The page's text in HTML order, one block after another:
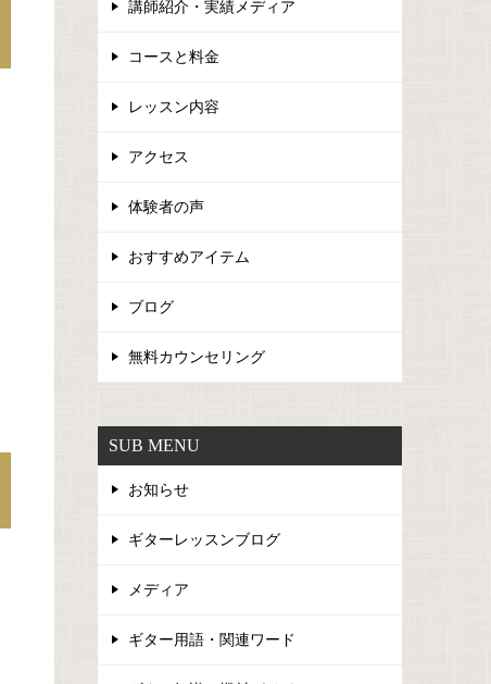
講師紹介・実績メディア
コースと料金
レッスン内容
アクセス
体験者の声
おすすめアイテム
ブログ
無料カウンセリング
SUB MENU
お知らせ
ギターレッスンブログ
メディア
ギター用語・関連ワード